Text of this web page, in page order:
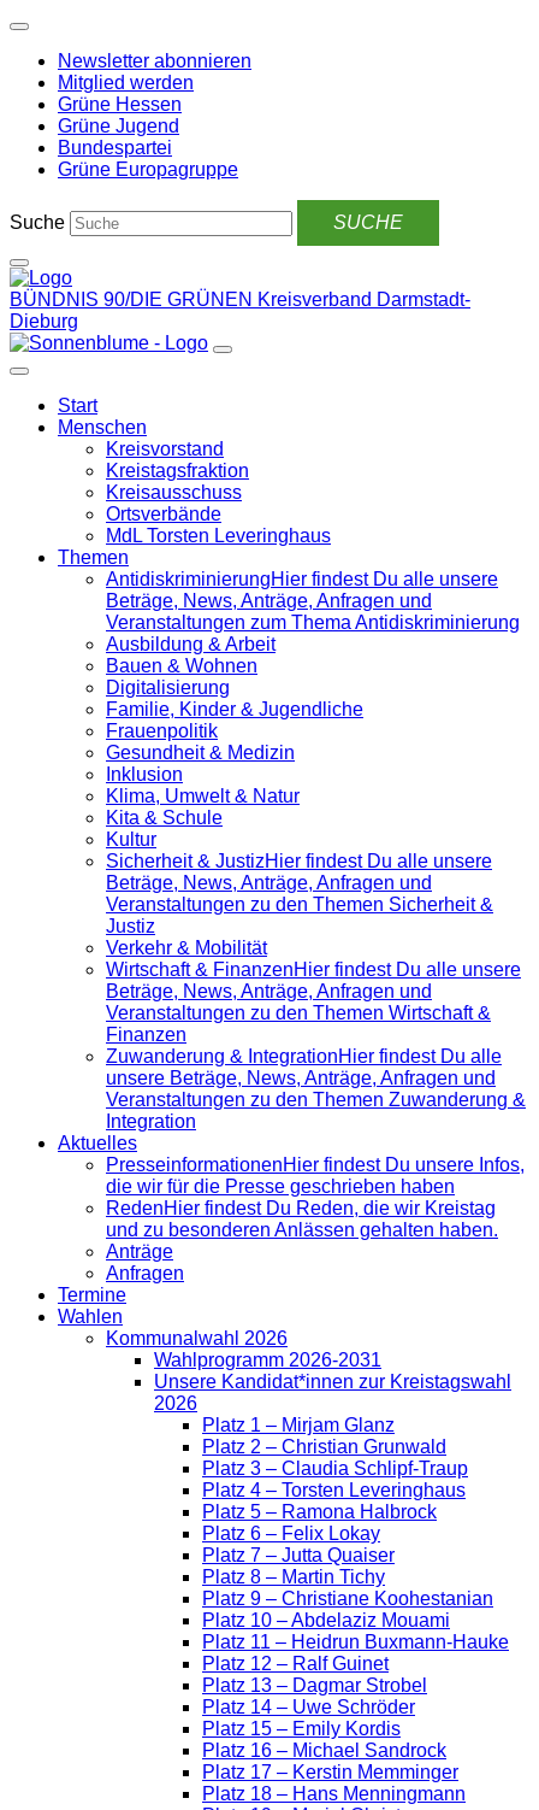
Weiter
Inhalt
Newsletter abonnieren
Mitglied werden
Grüne Hessen
Grüne Jugend
Bundespartei
Grüne Europagruppe
Suche
BÜNDNIS 90/DIE GRÜNEN Kreisverband Darmstadt-
Dieburg
Start
Menschen
Kreisvorstand
Kreistagsfraktion
Kreisausschuss
Ortsverbände
MdL Torsten Leveringhaus
Themen
Antidiskrimi­nierungHier findest Du alle unsere
Beträge, News, Anträge, Anfragen und
Veranstaltungen zum Thema Antidiskriminierung
Ausbildung & Arbeit
Bauen & Wohnen
Digitalisierung
Familie, Kinder & Jugendliche
Frauenpolitik
Gesundheit & Medizin
Inklusion
Klima, Umwelt & Natur
Kita & Schule
Kultur
Sicherheit & JustizHier findest Du alle unsere
Beträge, News, Anträge, Anfragen und
Veranstaltungen zu den Themen Sicherheit &
Justiz
Verkehr & Mobilität
Wirtschaft & FinanzenHier findest Du alle unsere
Beträge, News, Anträge, Anfragen und
Veranstaltungen zu den Themen Wirtschaft &
Finanzen
Zuwanderung & IntegrationHier findest Du alle
unsere Beträge, News, Anträge, Anfragen und
Veranstaltungen zu den Themen Zuwanderung &
Integration
Aktuelles
Presse­informationenHier findest Du unsere Infos,
die wir für die Presse geschrieben haben
RedenHier findest Du Reden, die wir Kreistag
und zu besonderen Anlässen gehalten haben.
Anträge
Anfragen
Termine
Wahlen
Kommunalwahl 2026
Wahlprogramm 2026-2031
Unsere Kandidat*innen zur Kreistagswahl
2026
Platz 1 – Mirjam Glanz
Platz 2 – Christian Grunwald
Platz 3 – Claudia Schlipf-Traup
Platz 4 – Torsten Leveringhaus
Platz 5 – Ramona Halbrock
Platz 6 – Felix Lokay
Platz 7 – Jutta Quaiser
Platz 8 – Martin Tichy
Platz 9 – Christiane Koohestanian
Platz 10 – Abdelaziz Mouami
Platz 11 – Heidrun Buxmann-Hauke
Platz 12 – Ralf Guinet
Platz 13 – Dagmar Strobel
Platz 14 – Uwe Schröder
Platz 15 – Emily Kordis
Platz 16 – Michael Sandrock
Platz 17 – Kerstin Memminger
Platz 18 – Hans Menningmann